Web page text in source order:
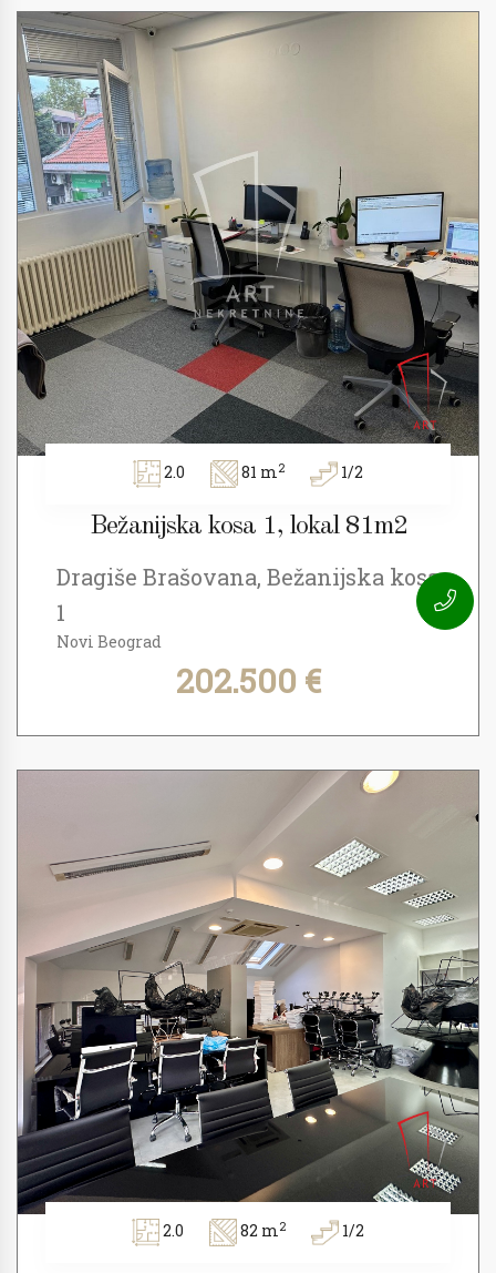
2.0 81 m2 1/2
Bežanijska kosa 1, lokal 81m2
Dragiše Brašovana, Bežanijska kosa
1
Novi Beograd
202.500 €
2.0 82 m2 1/2